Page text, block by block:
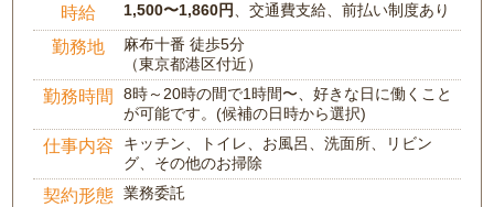
時給 1,500〜1,860円、交通費支給、前払い制度あり
勤務地
麻布十番 徒歩5分
（東京都港区付近）
勤務時間
8時～20時の間で1時間〜、好きな日に働くこと
が可能です。(候補の日時から選択)
仕事内容
キッチン、トイレ、お風呂、洗面所、リビン
グ、その他のお掃除
契約形態 業務委託